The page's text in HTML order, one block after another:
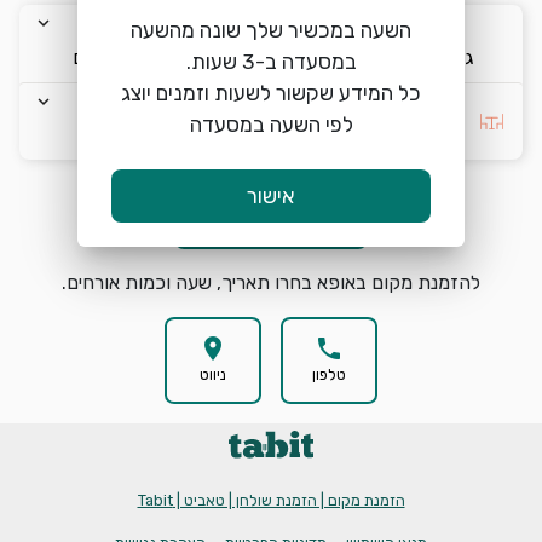
keyboard_arrow_down
ג׳ 11/8
keyboard_arrow_down
19:30
keyboard_arrow_down
keyboard_arrow_down
בחרו העדפה *
search הזמנת מקום
להזמנת מקום באופא בחרו תאריך, שעה וכמות אורחים.
phone
טלפון
location_on
ניווט
הזמנת מקום | הזמנת שולחן | טאביט | Tabit
השעה במכשיר שלך שונה מהשעה
כל המידע שקשור לשעות וזמנים יוצג
לפי השעה במסעדה
אישור